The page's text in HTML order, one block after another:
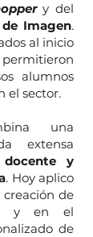
y del
Imagen.
al inicio
alumnos
el sector.
una
extensa
docente y
. Hoy aplico
de
y en el
de